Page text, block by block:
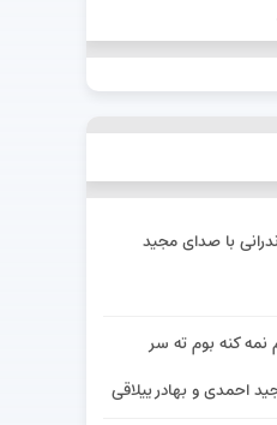
با صدای مجید
نمه کنه بوم ته سر
احمدی و بهادر ییلاقی